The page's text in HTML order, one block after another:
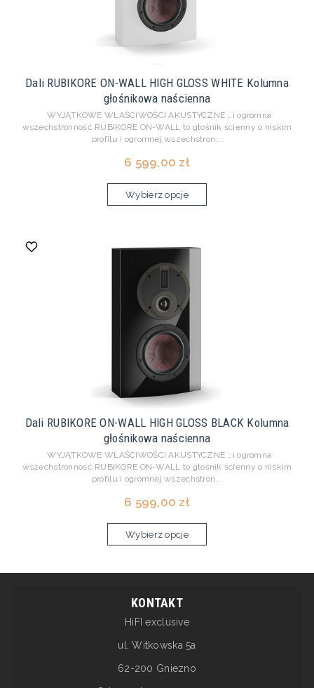
Dali RUBIKORE ON-WALL HIGH GLOSS WHITE Kolumna
głośnikowa naścienna
WYJĄTKOWE WŁAŚCIWOŚCI AKUSTYCZNE …i ogromna
wszechstronność RUBIKORE ON-WALL to głośnik ścienny o niskim
profilu i ogromnej wszechstron...
6 599,00 zł
Wybierz opcje
Dali RUBIKORE ON-WALL HIGH GLOSS BLACK Kolumna
głośnikowa naścienna
WYJĄTKOWE WŁAŚCIWOŚCI AKUSTYCZNE …i ogromna
wszechstronność RUBIKORE ON-WALL to głośnik ścienny o niskim
profilu i ogromnej wszechstron...
6 599,00 zł
Wybierz opcje
KONTAKT
HiFI exclusive
ul. Witkowska 5a
62-200 Gniezno